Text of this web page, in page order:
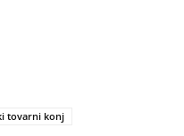
tovarni konj